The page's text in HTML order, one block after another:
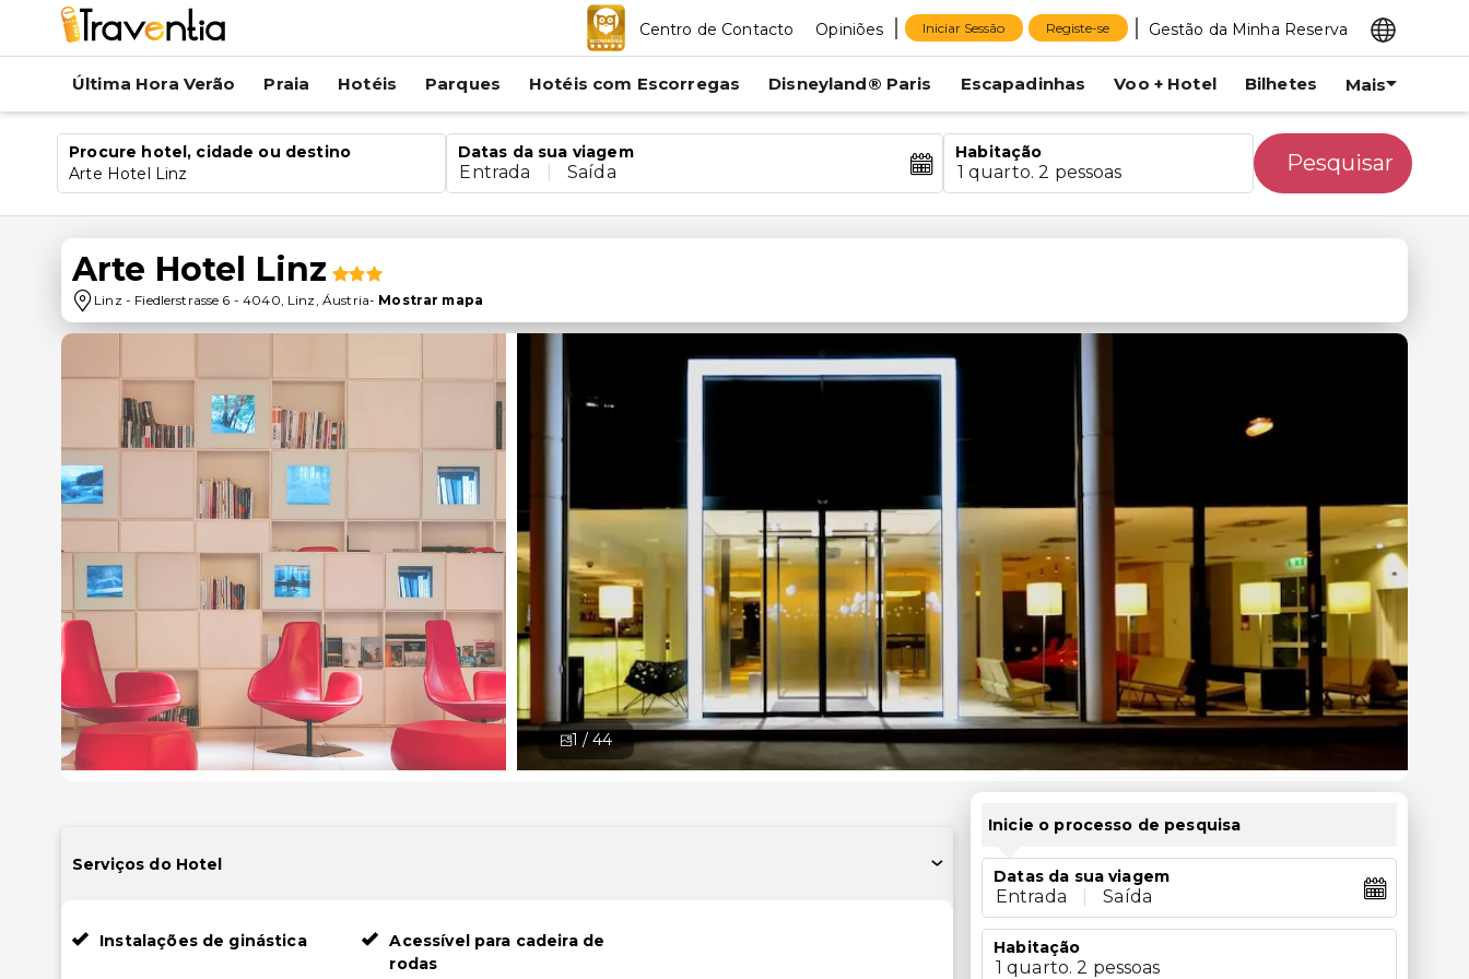
Centro de Contacto Opiniões Iniciar Sessão Registe-se Gestão da Minha Reserva
Última Hora Verão Praia Hotéis Parques Hotéis com Escorregas Disneyland® Paris Escapadinhas Voo + Hotel Bilhetes Mais
Procure hotel, cidade ou destino
Arte Hotel Linz
Datas da sua viagem
Entrada Saída
Habitação
1 quarto. 2 pessoas Pesquisar
Arte Hotel Linz
Linz - Fiedlerstrasse 6 -4040, Linz, Áustria- Mostrar mapa
1 /44
Serviços do Hotel
Instalações de ginástica
Acessível para cadeira de
rodas
Inicie o processo de pesquisa
Datas da sua viagem
Entrada Saída
Habitação
1 quarto. 2 pessoas